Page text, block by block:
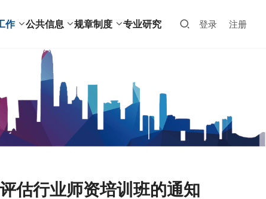
作 公共信息 规章制度 专业研究 登录 注册
估行业师资培训班的通知